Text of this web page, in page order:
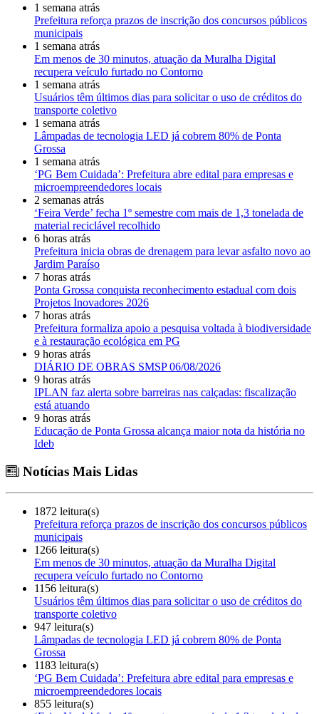
1 semana atrás
Prefeitura reforça prazos de inscrição dos concursos públicos
municipais
1 semana atrás
Em menos de 30 minutos, atuação da Muralha Digital
recupera veículo furtado no Contorno
1 semana atrás
Usuários têm últimos dias para solicitar o uso de créditos do
transporte coletivo
1 semana atrás
Lâmpadas de tecnologia LED já cobrem 80% de Ponta
Grossa
1 semana atrás
‘PG Bem Cuidada’: Prefeitura abre edital para empresas e
microempreendedores locais
2 semanas atrás
‘Feira Verde’ fecha 1º semestre com mais de 1,3 tonelada de
material reciclável recolhido
6 horas atrás
Prefeitura inicia obras de drenagem para levar asfalto novo ao
Jardim Paraíso
7 horas atrás
Ponta Grossa conquista reconhecimento estadual com dois
Projetos Inovadores 2026
7 horas atrás
Prefeitura formaliza apoio a pesquisa voltada à biodiversidade
e à restauração ecológica em PG
9 horas atrás
DIÁRIO DE OBRAS SMSP 06/08/2026
9 horas atrás
IPLAN faz alerta sobre barreiras nas calçadas: fiscalização
está atuando
9 horas atrás
Educação de Ponta Grossa alcança maior nota da história no
Ideb
Notícias Mais Lidas
1872 leitura(s)
Prefeitura reforça prazos de inscrição dos concursos públicos
municipais
1266 leitura(s)
Em menos de 30 minutos, atuação da Muralha Digital
recupera veículo furtado no Contorno
1156 leitura(s)
Usuários têm últimos dias para solicitar o uso de créditos do
transporte coletivo
947 leitura(s)
Lâmpadas de tecnologia LED já cobrem 80% de Ponta
Grossa
1183 leitura(s)
‘PG Bem Cuidada’: Prefeitura abre edital para empresas e
microempreendedores locais
855 leitura(s)